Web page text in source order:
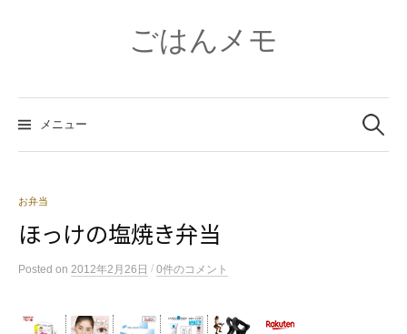
ス
キ
プ
ごはんメモ
メニュー
索:
お弁当
ほっけの塩焼き弁当
Posted on 2012年2月26日 / 0件のコメント